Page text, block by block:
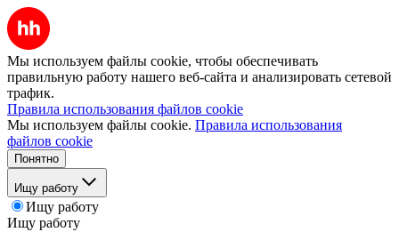
Мы используем файлы cookie, чтобы обеспечивать
правильную работу нашего веб-сайта и анализировать сетевой
трафик.
Правила использования файлов cookie
Мы используем файлы cookie. Правила использования
файлов cookie
Понятно
Ищу работу
Ищу работу
Ищу работу